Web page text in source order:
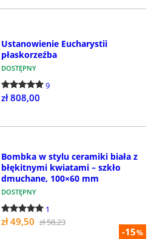
Ustanowienie Eucharystii
płaskorzeźba
DOSTĘPNY
9
zł 808,00
-15%
Bombka w stylu ceramiki biała z
błękitnymi kwiatami – szkło
dmuchane, 100×60 mm
DOSTĘPNY
1
zł 49,50 zł 58,23